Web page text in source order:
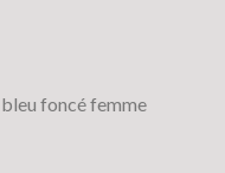
foncé femme